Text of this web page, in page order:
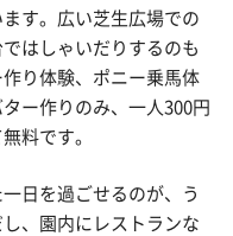
す。広い芝生広場での
はしゃいだりするのも
り体験、ポニー乗馬体
ー作りのみ、一人300円
料です。
日を過ごせるのが、う
、園内にレストランな